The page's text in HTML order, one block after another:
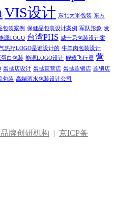
VIS设计 东北大米包装 东方
包装案例 保健品包装设计案例 军队形象 发
源LOGO 台湾PHS 威士忌包装设计案
热疗LOGO是谁设计的 牛羊肉包装设计
蛋白包装 能源LOGO设计 舰载飞行员 营
蛋挞店设计 蛋挞直营店 蛋挞连锁店 连锁店
包装 高端酒水包装设计公司
牌创研机构 | 京ICP备